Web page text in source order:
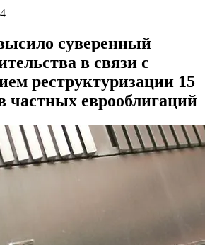
суверенный
в связи с
реструктуризации 15
частных еврооблигаций